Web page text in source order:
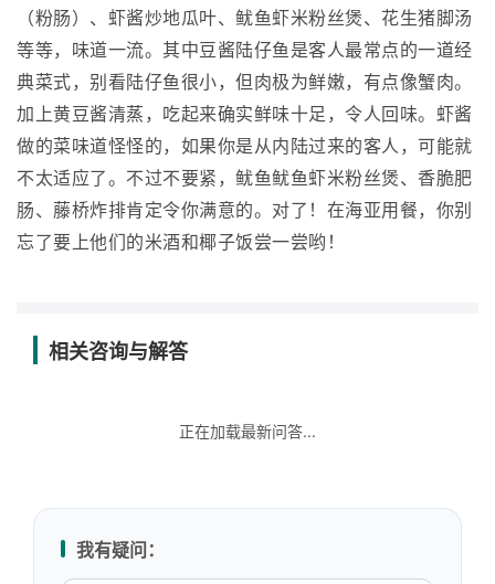
（粉肠）、虾酱炒地瓜叶、鱿鱼虾米粉丝煲、花生猪脚汤
等等，味道一流。其中豆酱陆仔鱼是客人最常点的一道经
典菜式，别看陆仔鱼很小，但肉极为鲜嫩，有点像蟹肉。
加上黄豆酱清蒸，吃起来确实鲜味十足，令人回味。虾酱
做的菜味道怪怪的，如果你是从内陆过来的客人，可能就
不太适应了。不过不要紧，鱿鱼鱿鱼虾米粉丝煲、香脆肥
肠、藤桥炸排肯定令你满意的。对了！在海亚用餐，你别
忘了要上他们的米酒和椰子饭尝一尝哟！
相关咨询与解答
正在加载最新问答...
我有疑问：